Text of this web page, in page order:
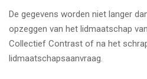
De gegevens worden niet langer
opzeggen van het lidmaatschap
Collectief Contrast of na het
lidmaatschapsaanvraag.